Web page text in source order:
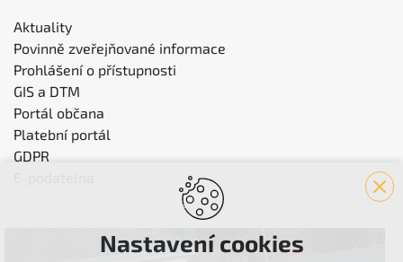
Aktuality
Povinně zveřejňované informace
Prohlášení o přístupnosti
GIS a DTM
Portál občana
Platební portál
GDPR
Nastavení cookies